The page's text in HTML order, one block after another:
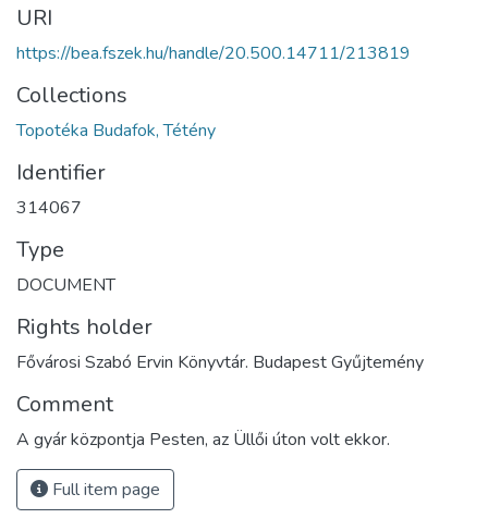
URI
https://bea.fszek.hu/handle/20.500.14711/213819
Collections
Topotéka Budafok, Tétény
Identifier
314067
Type
DOCUMENT
Rights holder
Fővárosi Szabó Ervin Könyvtár. Budapest Gyűjtemény
Comment
A gyár központja Pesten, az Üllői úton volt ekkor.
Full item page